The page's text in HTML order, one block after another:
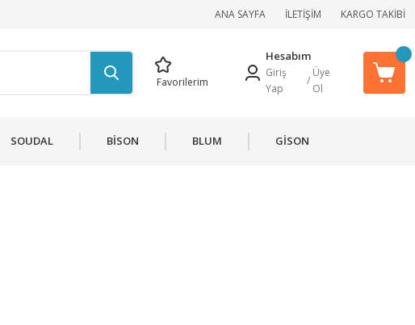
ANA SAYFA İLETİŞİM KARGO TAKİBİ
Favorilerim
Hesabım
Giriş
Yap
/
Üye
Ol
SOUDAL BİSON BLUM GİSON